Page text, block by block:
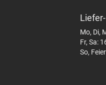
Mo, Di,
Fr, Sa:
So,